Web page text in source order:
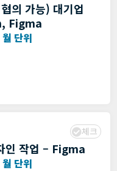
의 가능) 대기업
Figma
단위
체크
인 작업 – Figma
단위